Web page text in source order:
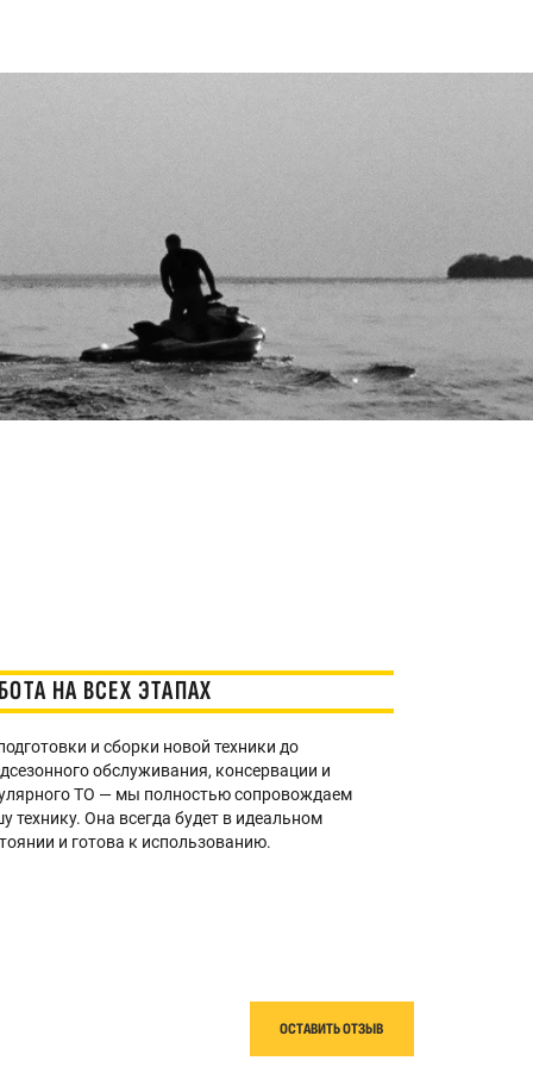
НА ВСЕХ ЭТАПАХ
и сборки новой техники до
обслуживания, консервации и
ТО — мы полностью сопровождаем
технику. Она всегда будет в идеальном
и готова к использованию.
ОСТАВИТЬ ОТЗЫВ